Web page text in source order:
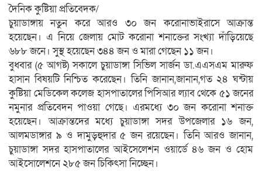
দৈনিক কুষ্টিয়া প্রতিবেদক/
চুয়াডাঙ্গায় নতুন করে আরও ৩০ জন করোনাভাইরাসে আক্রান্ত
হয়েছেন। এ নিয়ে জেলায় মোট করোনা শনাক্তের সংখ্যা দাঁড়িয়েছে
৬৮৮ জনে। সুস্থ হয়েছেন ৩৪৪ জন ও মারা গেছেন ১১ জন।
বুধবার (৫ আগষ্ট) সকালে চুয়াডাঙ্গা সিভিল সার্জন ডা.এএসএম মারুফ
হাসান বিষয়টি নিশ্চিত করেছেন। তিনি জানান,জানান,গত ২৪ ঘন্টায়
কুষ্টিয়া মেডিকেল কলেজ হাসপাতালের পিসিআর ল্যাব থেকে ৫১ জনের
নমুনার প্রতিবেদন পাওয়া গেছে। এরমধ্যে ৩০ জন করোনা শনাক্ত
হয়েছেন। আক্রান্তদের মধ্যে চুয়াডাঙ্গা সদর উপজেলার ১৬ জন,
আলমডাঙ্গার ৯ ও দামুড়হুদার ৫ জন রয়েছেন। তিনি আরও জানান,
চুয়াডাঙ্গা সদর হাসপাতালের আইসেলেশন ওয়ার্ডে ৪৬ জন ও হোম
আইসোলেশনে ২৮৫ জন চিকিৎসা নিচ্ছেন।